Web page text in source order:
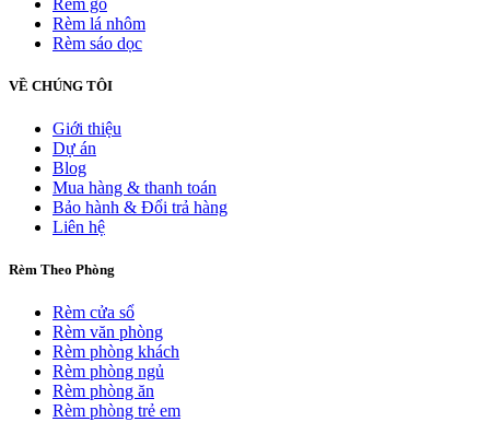
Rèm lá nhôm
Rèm sáo dọc
VỀ CHÚNG TÔI
Giới thiệu
Dự án
Blog
Mua hàng & thanh toán
Bảo hành & Đổi trả hàng
Liên hệ
Rèm Theo Phòng
Rèm cửa sổ
Rèm văn phòng
Rèm phòng khách
Rèm phòng ngủ
Rèm phòng ăn
Rèm phòng trẻ em